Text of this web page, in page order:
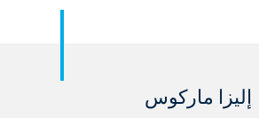
إليزا ماركوس